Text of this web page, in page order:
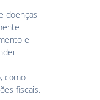
doenças
e
como
fiscais,